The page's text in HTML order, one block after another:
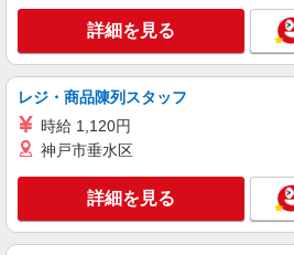
詳細を見る
レジ・商品陳列スタッフ
時給 1,120円
神戸市垂水区
詳細を見る